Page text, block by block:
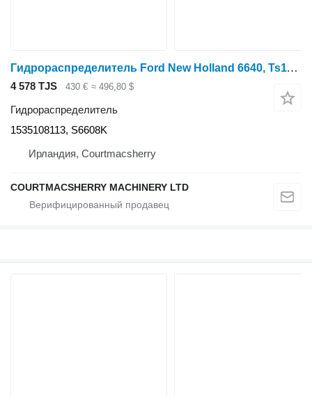
Гидрораспределитель Ford New Holland 6640, Ts110 40, Ts Trailer Brake Valve Distributor 8 1535108113 для трактора колесного
4 578 TJS 430 € ≈ 496,80 $
Гидрораспределитель
1535108113, S6608K
Ирландия, Courtmacsherry
COURTMACSHERRY MACHINERY LTD